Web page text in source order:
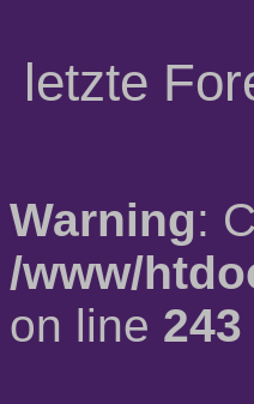
letzte
Warning:
/www/
on line 243